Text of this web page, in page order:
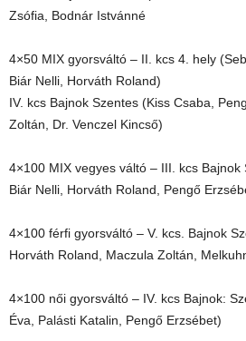
Zsófia, Bodnár Istvánné
4×50 MIX gyorsváltó – II. kcs 4. hely
Biár Nelli, Horváth Roland)
IV. kcs Bajnok Szentes (Kiss Csaba,
Zoltán, Dr. Venczel Kincső)
4×100 MIX vegyes váltó – III. kcs Bajnok
Biár Nelli, Horváth Roland, Pengő
4×100 férfi gyorsváltó – V. kcs. Bajnok
Horváth Roland, Maczula Zoltán,
4×100 női gyorsváltó – IV. kcs Bajnok:
Éva, Palásti Katalin, Pengő Erzsébet)